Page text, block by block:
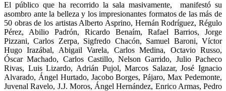
El público que ha recorrido la sala masivamente, manifestó su
asombro ante la belleza y los impresionantes formatos de las más de
50 obras de los artistas Alberto Asprino, Hernán Rodríguez, Régulo
Pérez, Abilio Padrón, Ricardo Benaím, Rafael Barrios, Jorge
Pizzani, Carlos Zerpa, Sigfredo Chacón, Samuel Baroni, Víctor
Hugo Irazábal, Abigail Varela, Carlos Medina, Octavio Russo,
Óscar Machado, Carlos Castillo, Nelson Garrido, Julio Pacheco
Rivas, Luis Lizardo, Adrián Pujol, Marcos Salazar, José Ignacio
Alvarado, Ángel Hurtado, Jacobo Borges, Pájaro, Max Pedemonte,
Juvenal Ravelo, J.J. Moros, Ángel Hernández, Enrico Armas, Pedro